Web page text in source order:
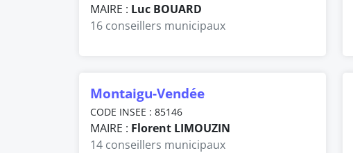
MAIRE : Luc BOUARD
16 conseillers municipaux
Montaigu-Vendée
CODE INSEE : 85146
MAIRE : Florent LIMOUZIN
14 conseillers municipaux